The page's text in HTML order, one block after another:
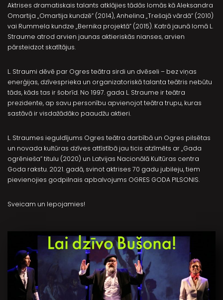
Aktrises dramatiskais talants atklājies tādās lomās kā Aleksandra
Omartija „Omartija kundzē” (2014), Anhelina „Trešajā vārdā” (2010)
vai Rummela kundze „Bernika projektā” (2015). Katrā jaunā lomā L.
Straume atrod arvien jaunas aktieriskās nianses, arvien
pārsteidzot skatītājus.
L. Straumi dēvē par Ogres teātra sirdi un dvēseli – bez viņas
enerģijas, dzīvesprieka un organizatoriskā talanta teātris nebūtu
tāds, kāds tas ir šobrīd. No 1997. gada L. Straume ir teātra
prezidente, ap savu personību apvienojot teātra trupu, kuras
sastāvā ir visdažādāko paaudžu aktieri.
L. Straumes ieguldījums Ogres teātra darbībā un Ogres pilsētas
un novada kultūras dzīves attīstībā jau ticis atzīmēts ar „Gada
ogrēnieša” titulu (2020) un Latvijas Nacionālā Kultūras centra
Goda rakstu. 2021. gadā, svinot aktrises 70 gadu jubileju, tiem
pievienojies godpilnais apbalvojums OGRES GODA PILSONIS.
Sveicam un lepojamies!